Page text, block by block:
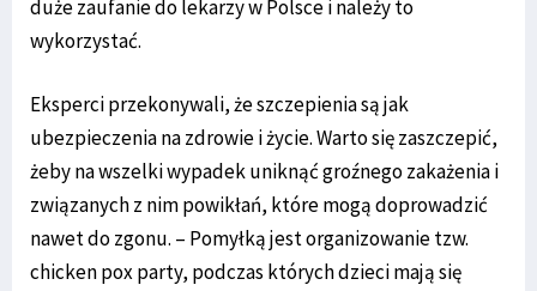
duże zaufanie do lekarzy w Polsce i należy to
wykorzystać.
Eksperci przekonywali, że szczepienia są jak
ubezpieczenia na zdrowie i życie. Warto się zaszczepić,
żeby na wszelki wypadek uniknąć groźnego zakażenia i
związanych z nim powikłań, które mogą doprowadzić
nawet do zgonu. – Pomyłką jest organizowanie tzw.
chicken pox party, podczas których dzieci mają się